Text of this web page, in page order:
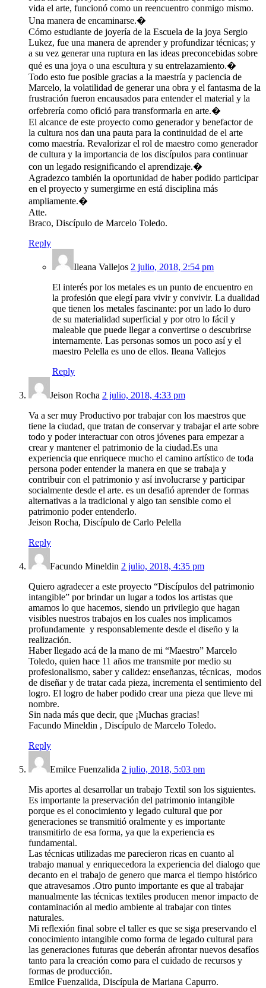
vida el arte, funcionó como un reencuentro conmigo mismo.
Una manera de encaminarse.�
Cómo estudiante de joyería de la Escuela de la joya Sergio
Lukez, fue una manera de aprender y profundizar técnicas; y
a su vez generar una ruptura en las ideas preconcebidas sobre
qué es una joya o una escultura y su entrelazamiento.�
Todo esto fue posible gracias a la maestría y paciencia de
Marcelo, la volatilidad de generar una obra y el fantasma de la
frustración fueron encausados para entender el material y la
orfebrería como ofició para transformarla en arte.�
El alcance de este proyecto como generador y benefactor de
la cultura nos dan una pauta para la continuidad de el arte
como maestría. Revalorizar el rol de maestro como generador
de cultura y la importancia de los discípulos para continuar
con un legado resignificando el aprendizaje.�
Agradezco también la oportunidad de haber podido participar
en el proyecto y sumergirme en está disciplina más
ampliamente.�
Atte.
Braco, Discípulo de Marcelo Toledo.
Reply
Ileana Vallejos 2 julio, 2018, 2:54 pm
El interés por los metales es un punto de encuentro en
la profesión que elegí para vivir y convivir. La dualidad
que tienen los metales fascinante: por un lado lo duro
de su materialidad superficial y por otro lo fácil y
maleable que puede llegar a convertirse o descubrirse
internamente. Las personas somos un poco así y el
maestro Pelella es uno de ellos. Ileana Vallejos
Reply
Jeison Rocha 2 julio, 2018, 4:33 pm
Va a ser muy Productivo por trabajar con los maestros que
tiene la ciudad, que tratan de conservar y trabajar el arte sobre
todo y poder interactuar con otros jóvenes para empezar a
crear y mantener el patrimonio de la ciudad.Es una
experiencia que enriquece mucho el camino artístico de toda
persona poder entender la manera en que se trabaja y
contribuir con el patrimonio y así involucrarse y participar
socialmente desde el arte. es un desafió aprender de formas
alternativas a la tradicional y algo tan sensible como el
patrimonio poder entenderlo.
Jeison Rocha, Discípulo de Carlo Pelella
Reply
Facundo Mineldin 2 julio, 2018, 4:35 pm
Quiero agradecer a este proyecto “Discípulos del patrimonio
intangible” por brindar un lugar a todos los artistas que
amamos lo que hacemos, siendo un privilegio que hagan
visibles nuestros trabajos en los cuales nos implicamos
profundamente y responsablemente desde el diseño y la
realización.
Haber llegado acá de la mano de mi “Maestro” Marcelo
Toledo, quien hace 11 años me transmite por medio su
profesionalismo, saber y calidez: enseñanzas, técnicas, modos
de diseñar y de tratar cada pieza, incrementa el sentimiento del
logro. El logro de haber podido crear una pieza que lleve mi
nombre.
Sin nada más que decir, que ¡Muchas gracias!
Facundo Mineldin , Discípulo de Marcelo Toledo.
Reply
Emilce Fuenzalida 2 julio, 2018, 5:03 pm
Mis aportes al desarrollar un trabajo Textil son los siguientes.
Es importante la preservación del patrimonio intangible
porque es el conocimiento y legado cultural que por
generaciones se transmitió oralmente y es importante
transmitirlo de esa forma, ya que la experiencia es
fundamental.
Las técnicas utilizadas me parecieron ricas en cuanto al
trabajo manual y enriquecedora la experiencia del dialogo que
decanto en el trabajo de genero que marca el tiempo histórico
que atravesamos .Otro punto importante es que al trabajar
manualmente las técnicas textiles producen menor impacto de
contaminación al medio ambiente al trabajar con tintes
naturales.
Mi reflexión final sobre el taller es que se siga preservando el
conocimiento intangible como forma de legado cultural para
las generaciones futuras que deberán afrontar nuevos desafíos
tanto para la creación como para el cuidado de recursos y
formas de producción.
Emilce Fuenzalida, Discípula de Mariana Capurro.